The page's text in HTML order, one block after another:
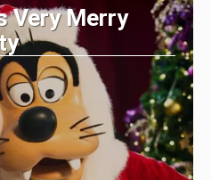
Very Merry